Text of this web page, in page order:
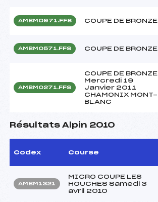
AMBM0971.FFS COUPE DE BRONZE
AMBM0571.FFS COUPE DE BRONZE
AMBM0271.FFS
COUPE DE BRONZE
Mercredi 19
Janvier 2011
CHAMONIX MONT-
BLANC
Résultats Alpin 2010
Codex Course
AMBM1321
MICRO COUPE LES
HOUCHES Samedi 3
avril 2010